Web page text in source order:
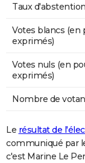
Taux d'abstention
Votes blancs (en
exprimés)
Votes nuls (en
exprimés)
Nombre de
Le résultat de
communiqué par
c'est Marine Le